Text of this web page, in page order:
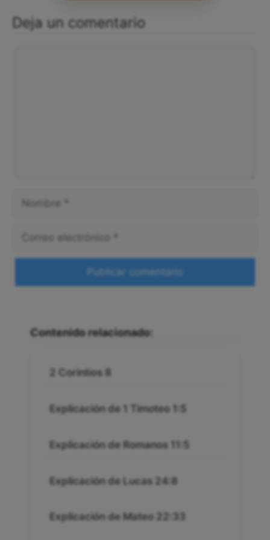
Deja un comentario
Contenido relacionado:
2 Corintios 8
Explicación de 1 Timoteo 1:5
Explicación de Romanos 11:5
Explicación de Lucas 24:8
Explicación de Mateo 22:33